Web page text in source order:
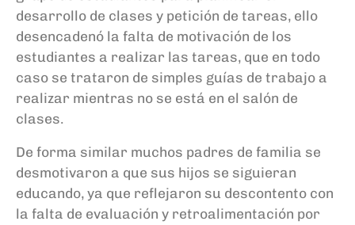
desarrollo de clases y petición de tareas, ello
desencadenó la falta de motivación de los
estudiantes a realizar las tareas, que en todo
caso se trataron de simples guías de trabajo a
realizar mientras no se está en el salón de
clases.
De forma similar muchos padres de familia se
desmotivaron a que sus hijos se siguieran
educando,ya que reflejaron su descontento con
la falta de evaluación y retroalimentación por